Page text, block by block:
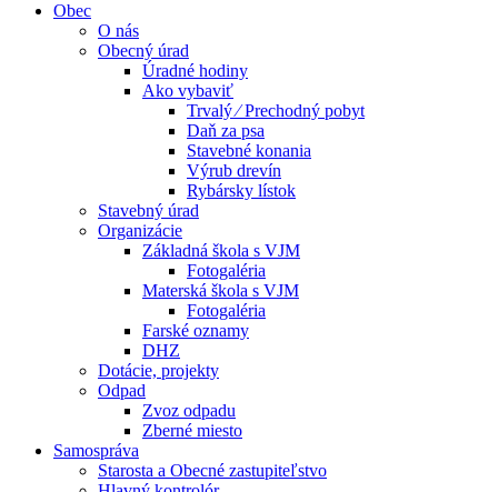
Obec
O nás
Obecný úrad
Úradné hodiny
Ako vybaviť
Trvalý ⁄ Prechodný pobyt
Daň za psa
Stavebné konania
Výrub drevín
Rybársky lístok
Stavebný úrad
Organizácie
Základná škola s VJM
Fotogaléria
Materská škola s VJM
Fotogaléria
Farské oznamy
DHZ
Dotácie, projekty
Odpad
Zvoz odpadu
Zberné miesto
Samospráva
Starosta a Obecné zastupiteľstvo